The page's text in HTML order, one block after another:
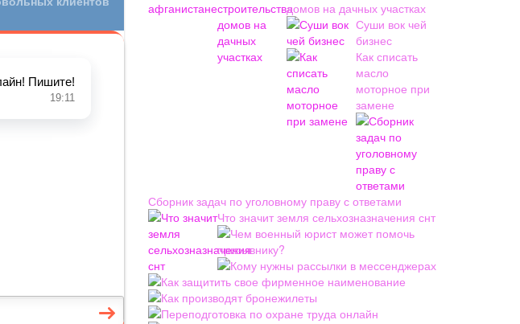
домов на дачных участках
Суши вок чей
бизнес
Как списать
масло
моторное при
замене
Сборник задач по уголовному праву с ответами
Что значит земля сельхозназначения снт
Чем военный юрист может помочь
призывнику?
Кому нужны рассылки в мессенджерах
Как защитить свое фирменное наименование
Как производят бронежилеты
Переподготовка по охране труда онлайн